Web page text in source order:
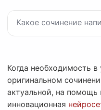
Когда необходимость в
оригинальном
актуальной, на
инновационная